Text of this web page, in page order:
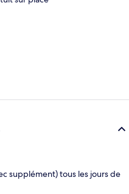
supplément) tous les jours de